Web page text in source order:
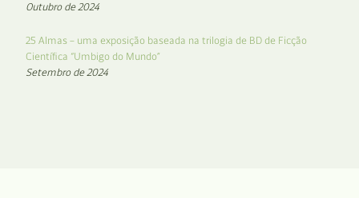
Outubro de 2024
25 Almas – uma exposição baseada na trilogia de BD de Ficção
Científica “Umbigo do Mundo”
Setembro de 2024